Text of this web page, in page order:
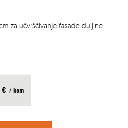
za učvrščivanje fasade duljine
€ / kom